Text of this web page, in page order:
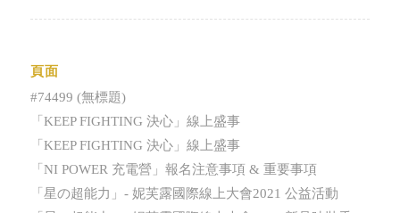
頁面
#74499 (無標題)
「KEEP FIGHTING 決心」線上盛事
「KEEP FIGHTING 決心」線上盛事
「NI POWER 充電營」報名注意事項 & 重要事項
「星の超能力」- 妮芙露國際線上大會2021 公益活動